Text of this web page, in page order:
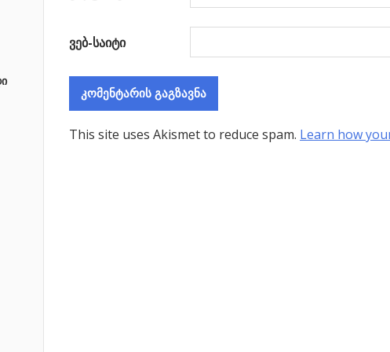
ვებ-საიტი
This site uses Akismet to reduce spam. Learn how